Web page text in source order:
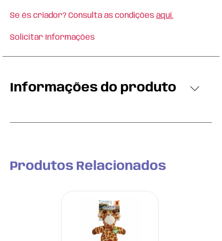
Se és criador? Consulta as condições aqui.
Solicitar Informações
Informações do produto
Produtos Relacionados